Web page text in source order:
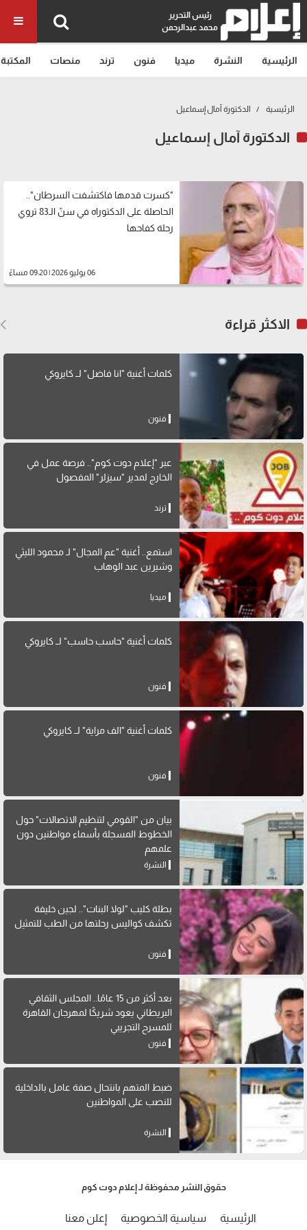
رئيس التحرير
محمد عبدالرحمن
الرئيسية النشرة ميديا فنون ترند منصات المكتبة
الرئيسية الدكتورة آمال إسماعيل
الدكتورة آمال إسماعيل
"كسرت قدمها فاكتشفت السرطان"..
الحاصلة على الدكتوراه في سنّ الـ83 تروي
رحلة كفاحها
06 يوليو 2026 | 09:20 مساءً
الاكثر قراءة
كلمات أغنية "انا فاضل" لــ كايروكي
فنون
عبر "إعلام دوت كوم".. فرصة عمل في
الخارج لمدير "سيزلر" المفصول
ترند
استمع.. أغنية "عم المجال" لـ محمود الليثي
وشيرين عبد الوهاب
ميديا
كلمات أغنية "حاسب حاسب" لــ كايروكي
فنون
كلمات أغنية "الف مراية" لــ كايروكي
فنون
بيان من "القومي لتنظيم الاتصالات" حول
الخطوط المسجلة بأسماء مواطنين دون
علمهم
النشرة
بطلة كليب "لولا البنات".. لجين خليفة
تكشف كواليس رحلتها من الطب للتمثيل
فنون
بعد أكثر من 15 عامًا.. المجلس الثقافي
البريطاني يعود شريكًا لمهرجان القاهرة
للمسرح التجريبي
فنون
ضبط المتهم بانتحال صفة عامل بالداخلية
للنصب على المواطنين
النشرة
حقوق النشر محفوظة لـ إعلام دوت كوم
الرئيسية سياسية الخصوصية إعلن معنا